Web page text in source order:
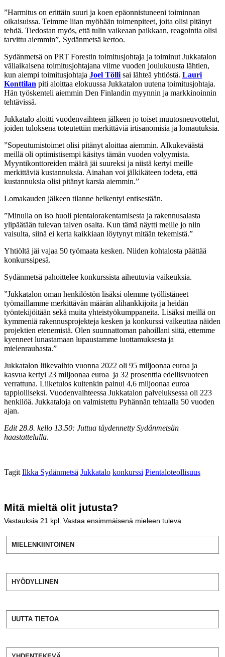
”Harmitus on erittäin suuri ja koen epäonnistuneeni toiminnan
oikaisuissa. Teimme liian myöhään toimenpiteet, joita olisi pitänyt
tehdä. Tiedostan myös, että tulin vaikeaan paikkaan, reagointia olisi
tarvittu aiemmin”, Sydänmetsä kertoo.
Sydänmetsä on PRT Forestin toimitusjohtaja ja toiminut Jukkatalon
väliaikaisena toimitusjohtajana viime vuoden joulukuusta lähtien,
kun aiempi toimitusjohtaja Joel Tölli sai lähteä yhtiöstä. Lauri
Konttilan piti aloittaa elokuussa Jukkatalon uutena toimitusjohtaja.
Hän työskenteli aiemmin Den Finlandin myynnin ja markkinoinnin
tehtävissä.
Jukkatalo aloitti vuodenvaihteen jälkeen jo toiset muutosneuvottelut,
joiden tuloksena toteutettiin merkittäviä irtisanomisia ja lomautuksia.
”Sopeutumistoimet olisi pitänyt aloittaa aiemmin. Alkukeväästä
meillä oli optimistisempi käsitys tämän vuoden volyymista.
Myyntikonttoreiden määrä jäi suureksi ja niistä kertyi meille
merkittäviä kustannuksia. Ainahan voi jälkikäteen todeta, että
kustannuksia olisi pitänyt karsia aiemmin.”
Lomakauden jälkeen tilanne heikentyi entisestään.
”Minulla on iso huoli pientalorakentamisesta ja rakennusalasta
ylipäätään tulevan talven osalta. Kun tämä näytti meille jo niin
vaisulta, siinä ei kerta kaikkiaan löytynyt mitään tekemistä.”
Yhtiöltä jäi vajaa 50 työmaata kesken. Niiden kohtalosta päättää
konkurssipesä.
Sydänmetsä pahoittelee konkurssista aiheutuvia vaikeuksia.
”Jukkatalon oman henkilöstön lisäksi olemme työllistäneet
työmaillamme merkittävän määrän alihankkijoita ja heidän
työntekijöitään sekä muita yhteistyökumppaneita. Lisäksi meillä on
kymmeniä rakennusprojekteja kesken ja konkurssi vaikeuttaa näiden
projektien etenemistä. Olen suunnattoman pahoillani siitä, ettemme
kyenneet lunastamaan lupaustamme luottamuksesta ja
mielenrauhasta.”
Jukkatalon liikevaihto vuonna 2022 oli 95 miljoonaa euroa ja
kasvua kertyi 23 miljoonaa euroa ja 32 prosenttia edellisvuoteen
verrattuna. Liiketulos kuitenkin painui 4,6 miljoonaa euroa
tappiolliseksi. Vuodenvaihteessa Jukkatalon palveluksessa oli 223
henkilöä. Jukkataloja on valmistettu Pyhännän tehtaalla 50 vuoden
ajan.
Edit 28.8. kello 13.50: Juttua täydennetty Sydänmetsän
haastattelulla.
Tagit Ilkka Sydänmetsä Jukkatalo konkurssi Pientaloteollisuus
Mitä mieltä olit jutusta?
Vastauksia 21 kpl. Vastaa ensimmäisenä mieleen tuleva
MIELENKIINTOINEN
HYÖDYLLINEN
UUTTA TIETOA